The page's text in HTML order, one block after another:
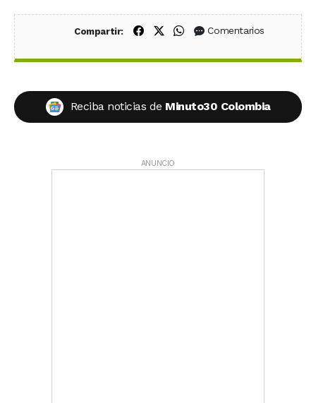
Compartir: Compartir en Facebook
Compartir en X (Twitter)
Compartir en WhatsApp
Comentarios
Reciba noticias de Minuto30 Colombia
ANUNCIO